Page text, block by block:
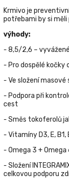
Krmivo je
potřebami by si
výhody:
- 8,5/2,6 –
- Pro dospělé kočky
- Ve složení masové
- Podpora při
cest
- Směs tokoferolů
- Vitamíny D3, E,
- Omega 3 +
- Složení
celkovou podporu